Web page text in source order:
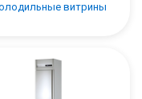
витрины